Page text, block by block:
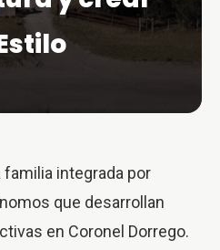
integrada por
que desarrollan
en Coronel Dorrego.